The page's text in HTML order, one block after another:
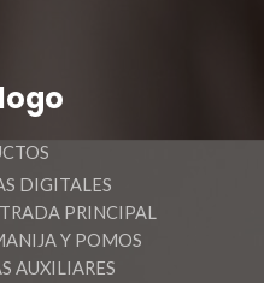
DIGITALES
PRINCIPAL
Y POMOS
AUXILIARES